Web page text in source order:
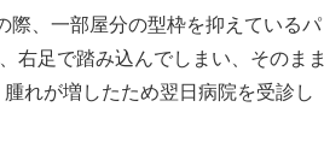
際、一部屋分の型枠を抑えているパ
右足で踏み込んでしまい、そのまま
れが増したため翌日病院を受診し